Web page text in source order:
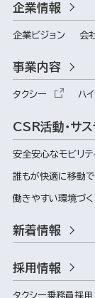
企業情報
企業ビジョン 会
事業内容
タクシー ハ
CSR活動・サス
安全安心なモビリテ
誰もが快適に移動
働きやすい環境づく
新着情報
採用情報
タクシー乗務員採用